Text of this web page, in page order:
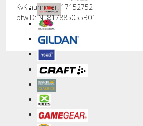
KvK nummer: 17152752
btwID: NL817885055B01